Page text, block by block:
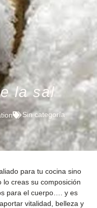
la sal
Sin categoría
para tu cocina sino
lo creas su composición
para el cuerpo…. y es
vitalidad, belleza y